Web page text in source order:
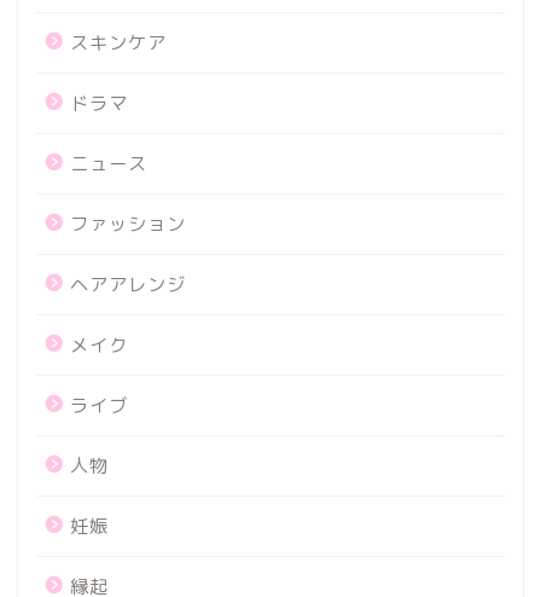
スキンケア
ドラマ
ニュース
ファッション
ヘアアレンジ
メイク
ライブ
人物
妊娠
縁起